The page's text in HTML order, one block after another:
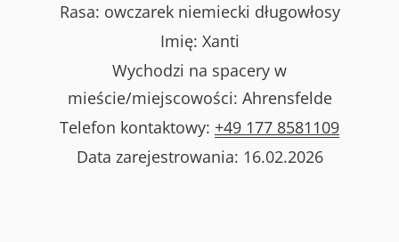
Rasa: owczarek niemiecki długowłosy
Imię: Xanti
Wychodzi na spacery w
mieście/miejscowości: Ahrensfelde
Telefon kontaktowy: +49 177 8581109
Data zarejestrowania: 16.02.2026